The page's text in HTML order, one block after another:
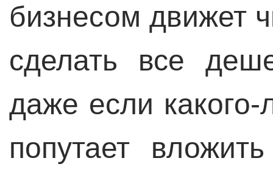
бизнесом движет
сделать все
даже если
попутает